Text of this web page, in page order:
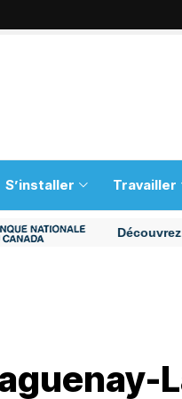
S’installer Travailler
Découvrez nos